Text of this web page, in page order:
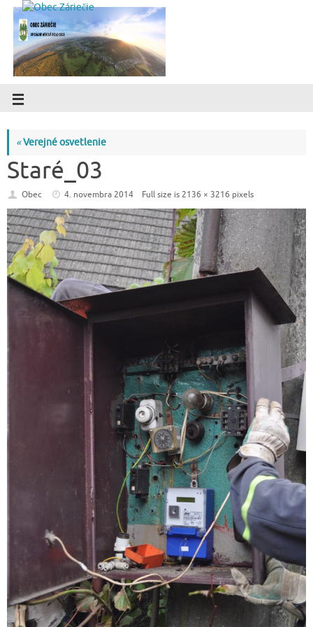
«Verejné osvetlenie
Staré_03
Obec 4. novembra 2014 Full size is 2136 × 3216 pixels